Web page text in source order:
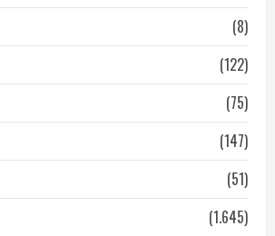
(8)
(122)
(75)
(147)
(51)
(1.645)